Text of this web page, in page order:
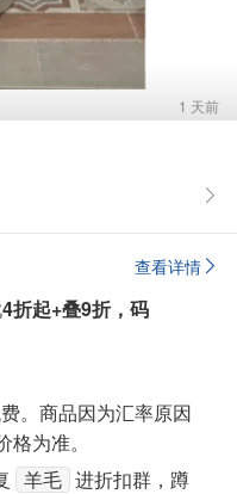
1 天前
查看详情
4折起+叠9折，码
。商品因为汇率原因
为准。
羊毛 进折扣群，蹲